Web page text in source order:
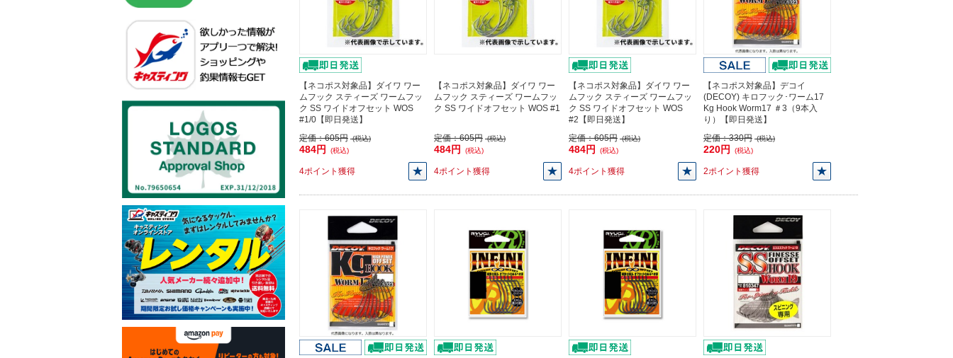
【ネコポス対象品】ダイワ ワー
ムフック スティーズ ワームフッ
ク SS ワイドオフセット WOS
#1/0【即日発送】
定価：605円 (税込)
484円 (税込)
4ポイント獲得
【ネコポス対象品】ダイワ ワー
ムフック スティーズ ワームフッ
ク SS ワイドオフセット WOS #1
定価：605円 (税込)
484円 (税込)
4ポイント獲得
【ネコポス対象品】ダイワ ワー
ムフック スティーズ ワームフッ
ク SS ワイドオフセット WOS
#2【即日発送】
定価：605円 (税込)
484円 (税込)
4ポイント獲得
【ネコポス対象品】デコイ
(DECOY) キロフック･ワーム17
Kg Hook Worm17 ＃3（9本入
り）【即日発送】
定価：330円 (税込)
220円 (税込)
2ポイント獲得